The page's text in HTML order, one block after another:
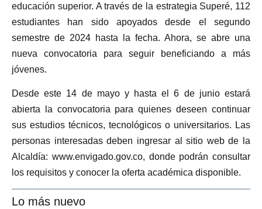
educación superior. A través de la estrategia Superé, 112
estudiantes han sido apoyados desde el segundo
semestre de 2024 hasta la fecha. Ahora, se abre una
nueva convocatoria para seguir beneficiando a más
jóvenes.
Desde este 14 de mayo y hasta el 6 de junio estará
abierta la convocatoria para quienes deseen continuar
sus estudios técnicos, tecnológicos o universitarios. Las
personas interesadas deben ingresar al sitio web de la
Alcaldía: www.envigado.gov.co, donde podrán consultar
los requisitos y conocer la oferta académica disponible.
Lo más nuevo